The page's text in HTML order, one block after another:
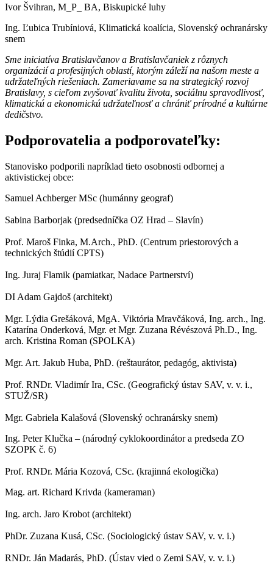
Ivor Švihran, M_P_ BA, Biskupické luhy
Ing. Ľubica Trubíniová, Klimatická koalícia, Slovenský ochranársky
snem
Sme iniciatíva Bratislavčanov a Bratislavčaniek z rôznych
organizácií a profesijných oblastí, ktorým záleží na našom meste a
udržateľných riešeniach. Zameriavame sa na strategický rozvoj
Bratislavy, s cieľom zvyšovať kvalitu života, sociálnu spravodlivosť,
klimatickú a ekonomickú udržateľnosť a chrániť prírodné a kultúrne
dedičstvo.
Podporovatelia a podporovateľky:
Stanovisko podporili napríklad tieto osobnosti odbornej a
aktivistickej obce:
Samuel Achberger MSc (humánny geograf)
Sabina Barborjak (predsedníčka OZ Hrad – Slavín)
Prof. Maroš Finka, M.Arch., PhD. (Centrum priestorových a
technických štúdií CPTS)
Ing. Juraj Flamik (pamiatkar, Nadace Partnerství)
DI Adam Gajdoš (architekt)
Mgr. Lýdia Grešáková, MgA. Viktória Mravčáková, Ing. arch., Ing.
Katarína Onderková, Mgr. et Mgr. Zuzana Révészová Ph.D., Ing.
arch. Kristina Roman (SPOLKA)
Mgr. Art. Jakub Huba, PhD. (reštaurátor, pedagóg, aktivista)
Prof. RNDr. Vladimír Ira, CSc. (Geografický ústav SAV, v. v. i.,
STUŽ/SR)
Mgr. Gabriela Kalašová (Slovenský ochranársky snem)
Ing. Peter Klučka – (národný cyklokoordinátor a predseda ZO
SZOPK č. 6)
Prof. RNDr. Mária Kozová, CSc. (krajinná ekologička)
Mag. art. Richard Krivda (kameraman)
Ing. arch. Jaro Krobot (architekt)
PhDr. Zuzana Kusá, CSc. (Sociologický ústav SAV, v. v. i.)
RNDr. Ján Madarás, PhD. (Ústav vied o Zemi SAV, v. v. i.)